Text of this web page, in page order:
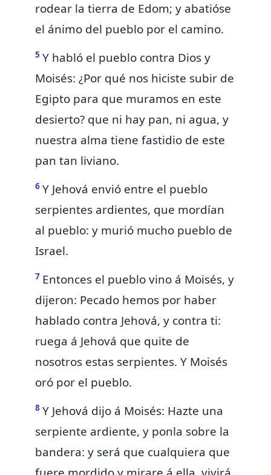
rodear la tierra de Edom; y abatióse
el ánimo del pueblo por el camino.
5 Y habló el pueblo contra Dios y
Moisés: ¿Por qué nos hiciste subir de
Egipto para que muramos en este
desierto? que ni hay pan, ni agua, y
nuestra alma tiene fastidio de este
pan tan liviano.
6 Y Jehová envió entre el pueblo
serpientes ardientes, que mordían
al pueblo: y murió mucho pueblo de
Israel.
7 Entonces el pueblo vino á Moisés, y
dijeron: Pecado hemos por haber
hablado contra Jehová, y contra ti:
ruega á Jehová que quite de
nosotros estas serpientes. Y Moisés
oró por el pueblo.
8 Y Jehová dijo á Moisés: Hazte una
serpiente ardiente, y ponla sobre la
bandera: y será que cualquiera que